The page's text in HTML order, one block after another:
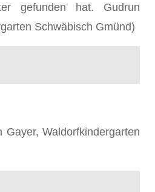
gefunden hat. Gudrun
Schwäbisch Gmünd)
Gayer, Waldorfkindergarten